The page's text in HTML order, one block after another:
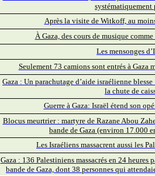
systématiquement
Après la visite de Witkoff, au
À Gaza, des cours de musique
Les mensonges
Seulement 73 camions sont entrés à Gaza
Gaza : Un parachutage d’aide israélienne
la chute de
Guerre à Gaza: Israël étend son
Blocus meurtrier : martyre de Razane Abou
bande de Gaza (environ 17.000
Les Israéliens massacrent aussi les
Gaza : 136 Palestiniens massacrés en 24 heures
bande de Gaza, dont 38 personnes qui